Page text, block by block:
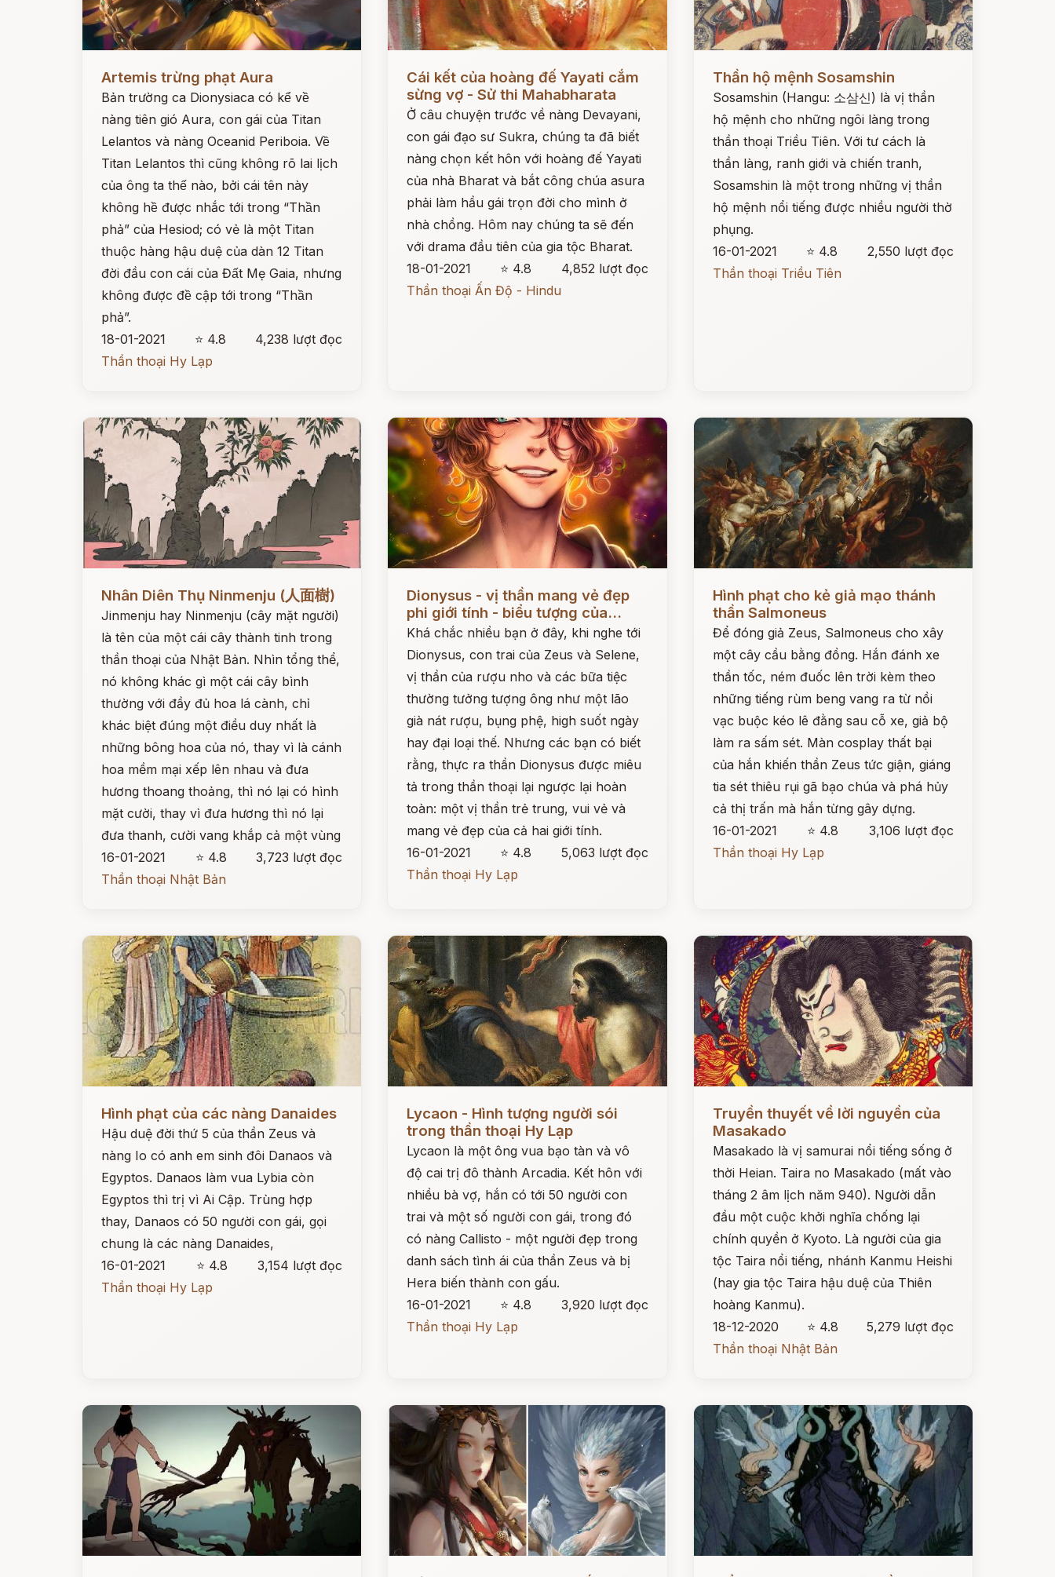
Artemis trừng phạt Aura
Bản trường ca Dionysiaca có kể về
nàng tiên gió Aura, con gái của Titan
Lelantos và nàng Oceanid Periboia. Về
Titan Lelantos thì cũng không rõ lai lịch
của ông ta thế nào, bởi cái tên này
không hề được nhắc tới trong “Thần
phả” của Hesiod; có vẻ là một Titan
thuộc hàng hậu duệ của dàn 12 Titan
đời đầu con cái của Đất Mẹ Gaia, nhưng
không được đề cập tới trong “Thần
phả”.
18-01-2021
⭐ 4.8
4,238 lượt đọc
Thần thoại Hy Lạp
Cái kết của hoàng đế Yayati cắm
sừng vợ - Sử thi Mahabharata
Ở câu chuyện trước về nàng Devayani,
con gái đạo sư Sukra, chúng ta đã biết
nàng chọn kết hôn với hoàng đế Yayati
của nhà Bharat và bắt công chúa asura
phải làm hầu gái trọn đời cho mình ở
nhà chồng. Hôm nay chúng ta sẽ đến
với drama đầu tiên của gia tộc Bharat.
18-01-2021
⭐ 4.8
4,852 lượt đọc
Thần thoại Ấn Độ - Hindu
Đọc ngay
Thần hộ mệnh Sosamshin
Sosamshin (Hangu: 소삼신) là vị thần
hộ mệnh cho những ngôi làng trong
thần thoại Triều Tiên. Với tư cách là
thần làng, ranh giới và chiến tranh,
Sosamshin là một trong những vị thần
hộ mệnh nổi tiếng được nhiều người thờ
phụng.
16-01-2021
⭐ 4.8
2,550 lượt đọc
Thần thoại Triều Tiên
Nhân Diên Thụ Ninmenju (人面樹)
Jinmenju hay Ninmenju (cây mặt người)
là tên của một cái cây thành tinh trong
thần thoại của Nhật Bản. Nhìn tổng thể,
nó không khác gì một cái cây bình
thường với đầy đủ hoa lá cành, chỉ
khác biệt đúng một điều duy nhất là
những bông hoa của nó, thay vì là cánh
hoa mềm mại xếp lên nhau và đưa
hương thoang thoảng, thì nó lại có hình
mặt cười, thay vì đưa hương thì nó lại
đưa thanh, cười vang khắp cả một vùng
16-01-2021
⭐ 4.8
3,723 lượt đọc
Thần thoại Nhật Bản
Dionysus - vị thần mang vẻ đẹp
phi giới tính - biểu tượng của...
Khá chắc nhiều bạn ở đây, khi nghe tới
Dionysus, con trai của Zeus và Selene,
vị thần của rượu nho và các bữa tiệc
thường tưởng tượng ông như một lão
già nát rượu, bụng phệ, high suốt ngày
hay đại loại thế. Nhưng các bạn có biết
rằng, thực ra thần Dionysus được miêu
tả trong thần thoại lại ngược lại hoàn
toàn: một vị thần trẻ trung, vui vẻ và
mang vẻ đẹp của cả hai giới tính.
16-01-2021
⭐ 4.8
5,063 lượt đọc
Thần thoại Hy Lạp
Hình phạt cho kẻ giả mạo thánh
thần Salmoneus
Để đóng giả Zeus, Salmoneus cho xây
một cây cầu bằng đồng. Hắn đánh xe
thần tốc, ném đuốc lên trời kèm theo
những tiếng rùm beng vang ra từ nồi
vạc buộc kéo lê đằng sau cỗ xe, giả bộ
làm ra sấm sét. Màn cosplay thất bại
của hắn khiến thần Zeus tức giận, giáng
tia sét thiêu rụi gã bạo chúa và phá hủy
cả thị trấn mà hắn từng gây dựng.
16-01-2021
⭐ 4.8
3,106 lượt đọc
Thần thoại Hy Lạp
Hình phạt của các nàng Danaides
Hậu duệ đời thứ 5 của thần Zeus và
nàng Io có anh em sinh đôi Danaos và
Egyptos. Danaos làm vua Lybia còn
Egyptos thì trị vì Ai Cập. Trùng hợp
thay, Danaos có 50 người con gái, gọi
chung là các nàng Danaides,
16-01-2021
⭐ 4.8
3,154 lượt đọc
Thần thoại Hy Lạp
Lycaon - Hình tượng người sói
trong thần thoại Hy Lạp
Lycaon là một ông vua bạo tàn và vô
độ cai trị đô thành Arcadia. Kết hôn với
nhiều bà vợ, hắn có tới 50 người con
trai và một số người con gái, trong đó
có nàng Callisto - một người đẹp trong
danh sách tình ái của thần Zeus và bị
Hera biến thành con gấu.
16-01-2021
⭐ 4.8
3,920 lượt đọc
Thần thoại Hy Lạp
Đọc ngay
Truyền thuyết về lời nguyền của
Masakado
Masakado là vị samurai nổi tiếng sống ở
thời Heian. Taira no Masakado (mất vào
tháng 2 âm lịch năm 940). Người dẫn
đầu một cuộc khởi nghĩa chống lại
chính quyền ở Kyoto. Là người của gia
tộc Taira nổi tiếng, nhánh Kanmu Heishi
(hay gia tộc Taira hậu duệ của Thiên
hoàng Kanmu).
18-12-2020
⭐ 4.8
5,279 lượt đọc
Thần thoại Nhật Bản
Đọc ngay